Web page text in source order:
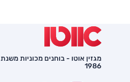
מגזין אוטו - בוחנים מכוניות משנת
1986